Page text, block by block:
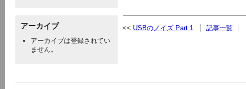
アーカイブ
アーカイブは登録されてい
ません。
USBのノイズ Part 1 記事一覧